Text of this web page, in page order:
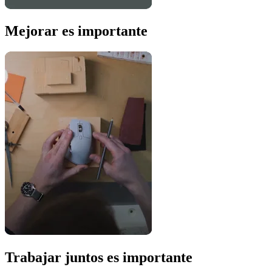
Mejorar es importante
Trabajar juntos es importante